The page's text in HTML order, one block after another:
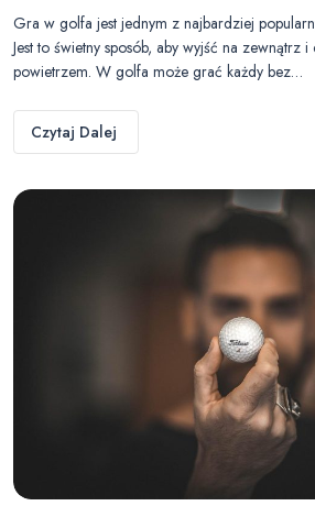
Gra w golfa jest jednym z najbardziej
Jest to świetny sposób, aby wyjść na zewnątrz i
powietrzem. W golfa może grać każdy bez…
Czytaj Dalej